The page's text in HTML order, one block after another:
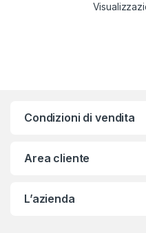
Condizioni di vendita
Area cliente
L’azienda